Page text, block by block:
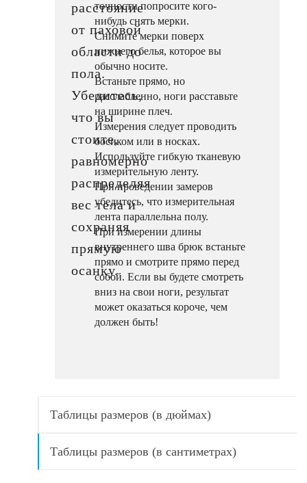
расстояние
от паховой
области до
пола.
Убедитесь,
что вы
стоите,
равномерно
распределяя
вес тела и
сохраняя
прямую
осанку.
точности попросите кого-
нибудь снять мерки.
Снимите мерки поверх
нижнего белья, которое вы
обычно носите.
Встаньте прямо, но
расслабленно, ноги расставьте
на ширине плеч.
Измерения следует проводить
босиком или в носках.
Используйте гибкую тканевую
измерительную ленту.
При проведении замеров
убедитесь, что измерительная
лента параллельна полу.
При измерении длины
внутреннего шва брюк встаньте
прямо и смотрите прямо перед
собой. Если вы будете смотреть
вниз на свои ноги, результат
может оказаться короче, чем
должен быть!
Таблицы размеров (в дюймах)
Таблицы размеров (в сантиметрах)